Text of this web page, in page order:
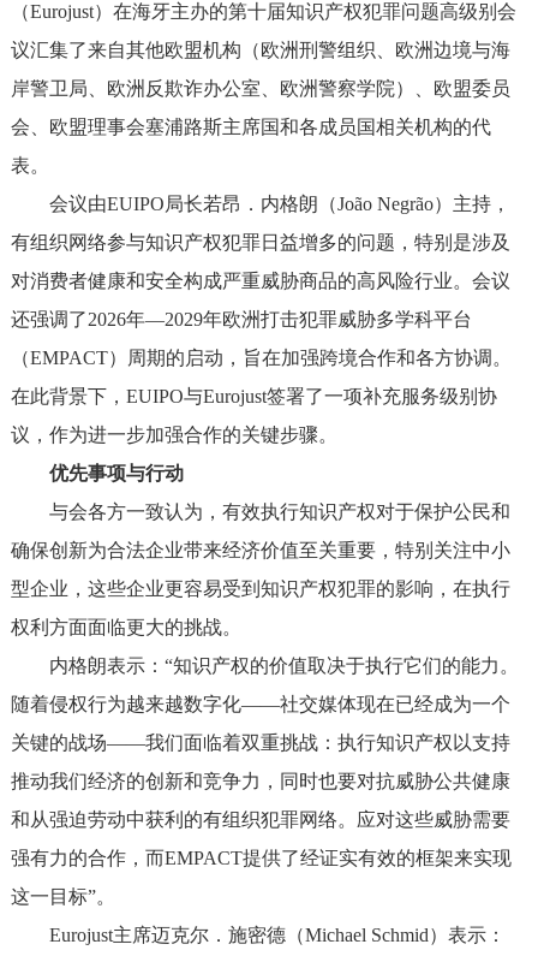
（Eurojust）在海牙主办的第十届知识产权犯罪问题高级别会
议汇集了来自其他欧盟机构（欧洲刑警组织、欧洲边境与海
岸警卫局、欧洲反欺诈办公室、欧洲警察学院）、欧盟委员
会、欧盟理事会塞浦路斯主席国和各成员国相关机构的代
表。
会议由EUIPO局长若昂．内格朗（João Negrão）主持，
有组织网络参与知识产权犯罪日益增多的问题，特别是涉及
对消费者健康和安全构成严重威胁商品的高风险行业。会议
还强调了2026年—2029年欧洲打击犯罪威胁多学科平台
（EMPACT）周期的启动，旨在加强跨境合作和各方协调。
在此背景下，EUIPO与Eurojust签署了一项补充服务级别协
议，作为进一步加强合作的关键步骤。
优先事项与行动
与会各方一致认为，有效执行知识产权对于保护公民和
确保创新为合法企业带来经济价值至关重要，特别关注中小
型企业，这些企业更容易受到知识产权犯罪的影响，在执行
权利方面面临更大的挑战。
内格朗表示：“知识产权的价值取决于执行它们的能力。
随着侵权行为越来越数字化——社交媒体现在已经成为一个
关键的战场——我们面临着双重挑战：执行知识产权以支持
推动我们经济的创新和竞争力，同时也要对抗威胁公共健康
和从强迫劳动中获利的有组织犯罪网络。应对这些威胁需要
强有力的合作，而EMPACT提供了经证实有效的框架来实现
这一目标”。
Eurojust主席迈克尔．施密德（Michael Schmid）表示：